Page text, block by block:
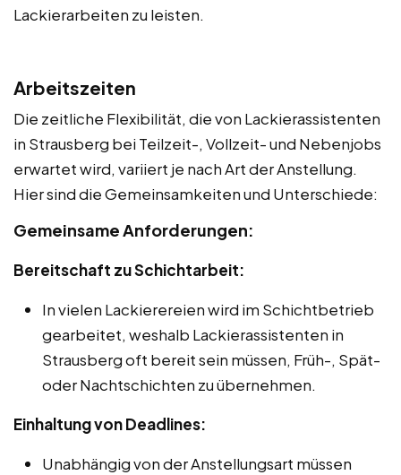
Lackierarbeiten zu leisten.
Arbeitszeiten
Die zeitliche Flexibilität, die von Lackierassistenten
in Strausberg bei Teilzeit-, Vollzeit- und Nebenjobs
erwartet wird, variiert je nach Art der Anstellung.
Hier sind die Gemeinsamkeiten und Unterschiede:
Gemeinsame Anforderungen:
Bereitschaft zu Schichtarbeit:
In vielen Lackierereien wird im Schichtbetrieb
gearbeitet, weshalb Lackierassistenten in
Strausberg oft bereit sein müssen, Früh-, Spät-
oder Nachtschichten zu übernehmen.
Einhaltung von Deadlines:
Unabhängig von der Anstellungsart müssen